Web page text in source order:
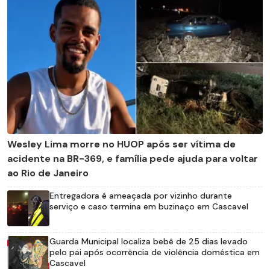
Wesley Lima morre no HUOP após ser vítima de
acidente na BR-369, e família pede ajuda para voltar
ao Rio de Janeiro
Entregadora é ameaçada por vizinho durante
serviço e caso termina em buzinaço em Cascavel
Guarda Municipal localiza bebê de 25 dias levado
pelo pai após ocorrência de violência doméstica em
Cascavel